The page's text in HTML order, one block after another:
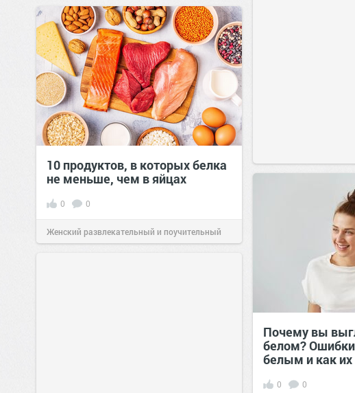
позитива!08:38Сегодня
10 продуктов, в которых белка
не меньше, чем в яйцах
0 0
Женский развлекательный и поучительный
Почему вы
белом? Ошибки
белым и как их
0 0